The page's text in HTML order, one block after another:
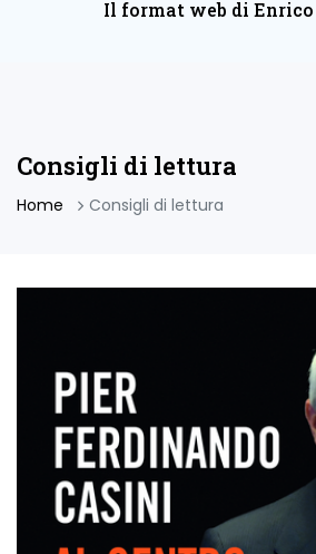
Il format web di
Consigli di lettura
Home Consigli di lettura